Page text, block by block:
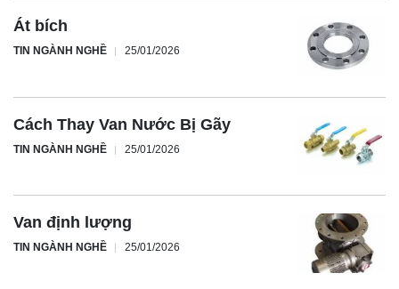
Át bích
TIN NGÀNH NGHỀ 25/01/2026
Cách Thay Van Nước Bị Gãy
TIN NGÀNH NGHỀ 25/01/2026
Van định lượng
TIN NGÀNH NGHỀ 25/01/2026